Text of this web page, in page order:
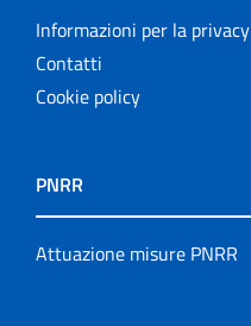
Informazioni per la privacy
Contatti
Cookie policy
PNRR
Attuazione misure PNRR